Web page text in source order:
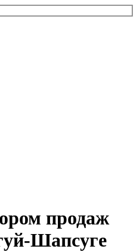
продаж
Шапсуге